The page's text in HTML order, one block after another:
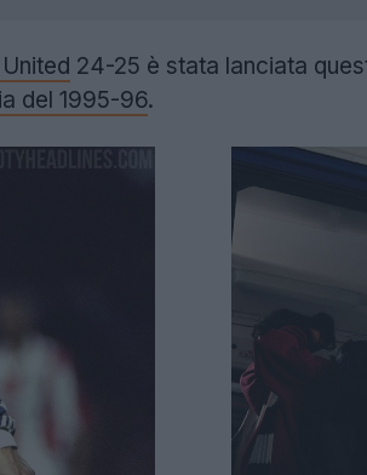
24-25 è stata lanciata
del 1995-96.